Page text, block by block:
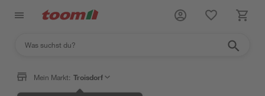
Mein Markt: Troisdorf